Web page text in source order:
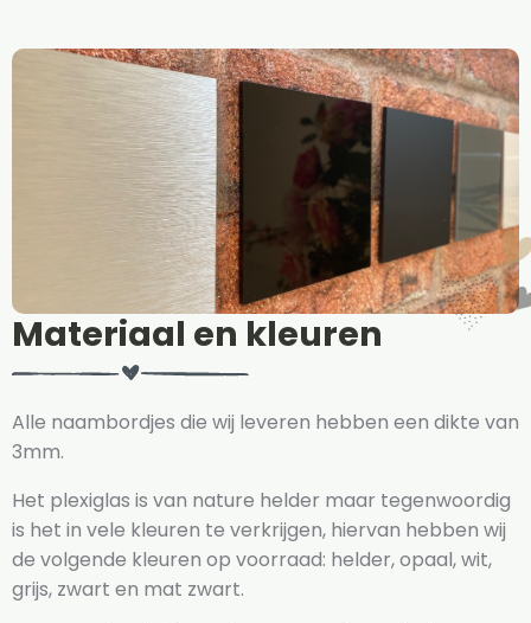
Materiaal en kleuren
Alle naambordjes die wij leveren hebben een dikte van
3mm.
Het plexiglas is van nature helder maar tegenwoordig
is het in vele kleuren te verkrijgen, hiervan hebben wij
de volgende kleuren op voorraad: helder, opaal, wit,
grijs, zwart en mat zwart.